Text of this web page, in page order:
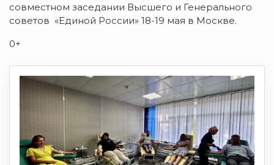
совместном заседании Высшего и Генерального
советов «Единой России» 18-19 мая в Москве.
0+